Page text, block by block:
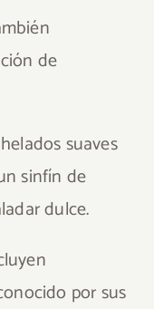
de
suaves
sinfín de
dulce.
por sus